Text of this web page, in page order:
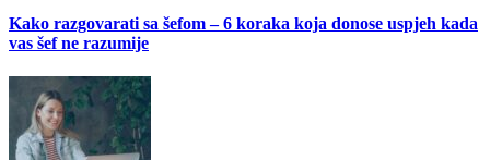
Kako razgovarati sa šefom – 6 koraka koja donose uspjeh kada
vas šef ne razumije